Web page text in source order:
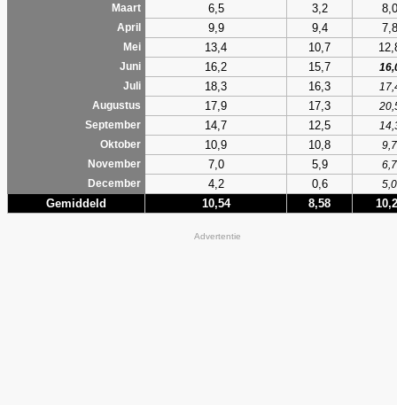
Maart 6,5 3,2 8,0
April 9,9 9,4 7,8
Mei 13,4 10,7
Juni 16,2 15,7
Juli
18,3 16,3
Augustus
17,9 17,3
September
14,7 12,5
Oktober
10,9 10,8
9,7
November
7,0 5,9
6,7
December
4,2 0,6 5,0
Gemiddeld 10,54 8,58
Advertentie